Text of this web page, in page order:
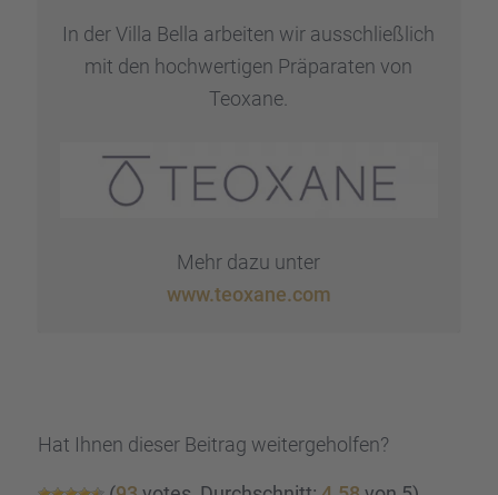
In der Villa Bella arbei­ten wir ausschließ­lich
mit den hochwer­ti­gen Präpa­ra­ten von
Teoxane.
Mehr dazu unter
www.teoxane.com
Hat Ihnen dieser Beitrag weiter­ge­hol­fen?